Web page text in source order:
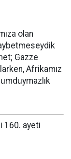
olan
Gazze
Afrikamız
160. ayeti